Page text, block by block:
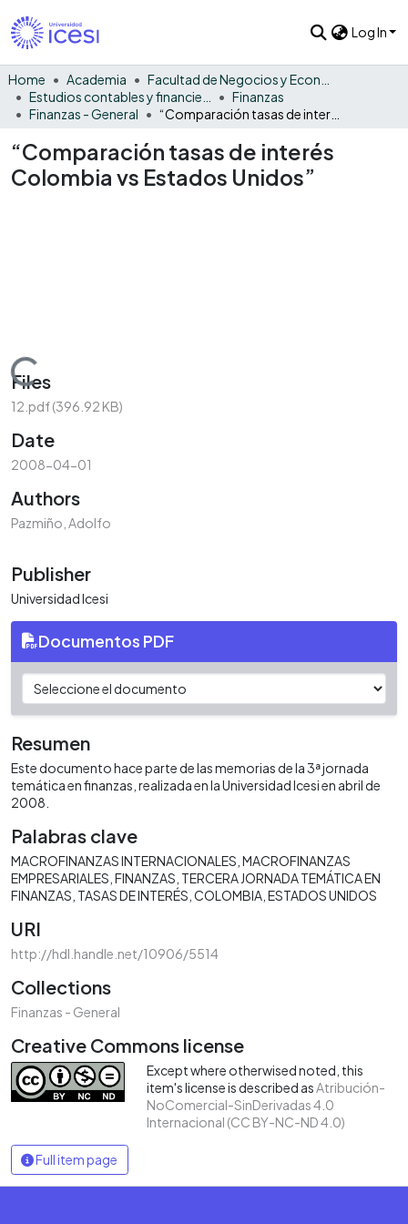
Log In
Home Academia
Finanzas
Finanzas - General
“Comparación tasas de interés
Colombia vs Estados Unidos”
Loading...
Files
12.pdf(396.92 KB)
Date
2008-04-01
Authors
Pazmiño, Adolfo
Publisher
Universidad Icesi
Documentos PDF
Resumen
Este documento hace parte de las memorias de la 3ª jornada
temática en finanzas, realizada en la Universidad Icesi en abril de
2008.
Palabras clave
MACROFINANZAS INTERNACIONALES MACROFINANZAS
EMPRESARIALES FINANZAS TERCERA JORNADA TEMÁTICA EN
FINANZAS TASAS DE INTERÉS COLOMBIA ESTADOS UNIDOS
URI
http://hdl.handle.net/10906/5514
Collections
Finanzas - General
Creative Commons license
Except where otherwised noted, this
item's license is described asAtribución-
NoComercial-SinDerivadas 4.0
Internacional (CC BY-NC-ND 4.0)
Full item page